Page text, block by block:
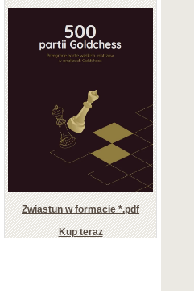
Zwiastun w formacie *.pdf
Kup teraz